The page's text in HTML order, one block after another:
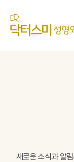
새로운 소식과 알